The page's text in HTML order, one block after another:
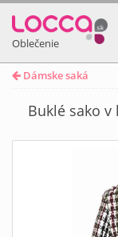
Oblečenie
Dámske saká
Buklé sako v